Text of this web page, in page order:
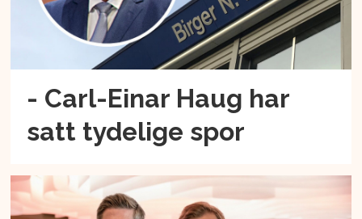
- Carl-Einar Haug har
satt tydelige spor